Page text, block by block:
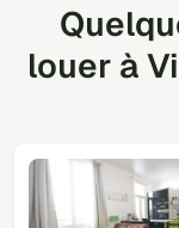
louer à